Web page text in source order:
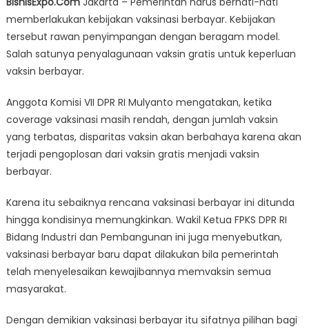
Vaksinasi
Berbayar
Rawan
Penyimpangan
memberlakukan kebijakan vaksinasi berbayar. Kebijakan
tersebut rawan penyimpangan dengan beragam model.
Salah satunya penyalagunaan vaksin gratis untuk keperluan
vaksin berbayar.
Anggota Komisi VII DPR RI Mulyanto mengatakan, ketika
coverage vaksinasi masih rendah, dengan jumlah vaksin
yang terbatas, disparitas vaksin akan berbahaya karena akan
terjadi pengoplosan dari vaksin gratis menjadi vaksin
berbayar.
Karena itu sebaiknya rencana vaksinasi berbayar ini ditunda
hingga kondisinya memungkinkan. Wakil Ketua FPKS DPR RI
Bidang Industri dan Pembangunan ini juga menyebutkan,
vaksinasi berbayar baru dapat dilakukan bila pemerintah
telah menyelesaikan kewajibannya memvaksin semua
masyarakat.
Dengan demikian vaksinasi berbayar itu sifatnya pilihan bagi